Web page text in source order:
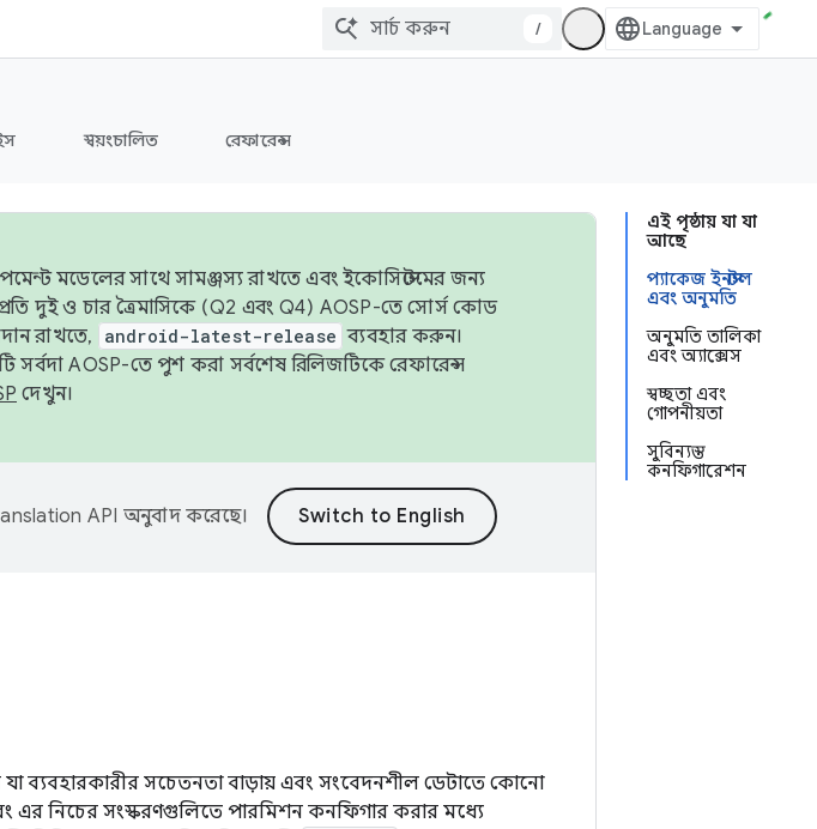
/
স্বয়ংচালিত রেফারেন্স
এই পৃষ্ঠায় যা যা
আছে
প্যাকেজ ইনস্টল
এবং অনুমতি
অনুমতি তালিকা
এবং অ্যাক্সেস
স্বচ্ছতা এবং
গোপনীয়তা
সুবিন্যস্ত
কনফিগারেশন
মডেলের সাথে সামঞ্জস্য রাখতে এবং ইকোসিস্টেমের জন্য
দুই ও চার ত্রৈমাসিকে (Q2 এবং Q4) AOSP-তে সোর্স কোড
রাখতে,
android-latest-release ব্যবহার করুন।
সর্বদা AOSP-তে পুশ করা সর্বশেষ রিলিজটিকে রেফারেন্স
দেখুন।
API অনুবাদ করেছে।
যা ব্যবহারকারীর সচেতনতা বাড়ায় এবং সংবেদনশীল ডেটাতে কোনো
এর নিচের সংস্করণগুলিতে পারমিশন কনফিগার করার মধ্যে